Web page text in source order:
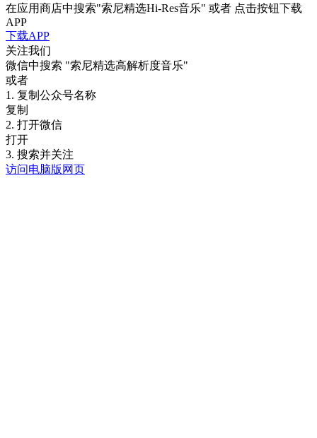
在应用商店中搜索"索尼精选Hi-Res音乐" 或者 点击按钮下载
APP
下载APP
关注我们
微信中搜索 "索尼精选高解析度音乐"
或者
1. 复制公众号名称
复制
2. 打开微信
打开
3. 搜索并关注
访问电脑版网页